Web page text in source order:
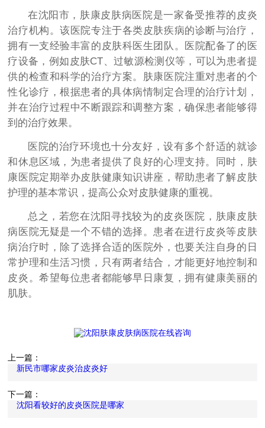
在沈阳市，肤康皮肤病医院是一家备受推荐的皮炎
治疗机构。该医院专注于各类皮肤疾病的诊断与治疗，
拥有一支经验丰富的皮肤科医生团队。医院配备了的医
疗设备，例如皮肤CT、过敏源检测仪等，可以为患者提
供的检查和科学的治疗方案。肤康医院注重对患者的个
性化诊疗，根据患者的具体病情制定合理的治疗计划，
并在治疗过程中不断跟踪和调整方案，确保患者能够得
到的治疗效果。
医院的治疗环境也十分友好，设有多个舒适的就诊
和休息区域，为患者提供了良好的心理支持。同时，肤
康医院定期举办皮肤健康知识讲座，帮助患者了解皮肤
护理的基本常识，提高公众对皮肤健康的重视。
总之，若您在沈阳寻找较为的皮炎医院，肤康皮肤
病医院无疑是一个不错的选择。患者在进行皮炎等皮肤
病治疗时，除了选择合适的医院外，也要关注自身的日
常护理和生活习惯，只有两者结合，才能更好地控制和
皮炎。希望每位患者都能够早日康复，拥有健康美丽的
肌肤。
上一篇：
新民市哪家皮炎治皮炎好
下一篇：
沈阳看较好的皮炎医院是哪家